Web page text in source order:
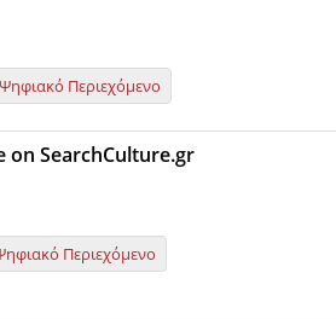
Ψηφιακό Περιεχόμενο
on SearchCulture.gr
Περιεχόμενο